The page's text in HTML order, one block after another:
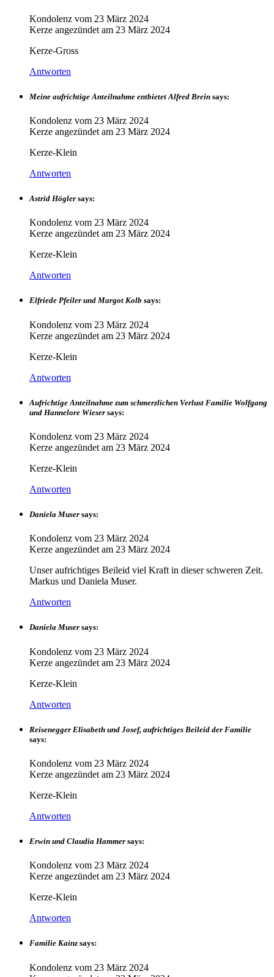
Kondolenz vom 23 März 2024
Kerze angezündet am 23 März 2024
Kerze-Gross
Antworten
Meine aufrichtige Anteilnahme entbietet Alfred Brein says:
Kondolenz vom 23 März 2024
Kerze angezündet am 23 März 2024
Kerze-Klein
Antworten
Astrid Högler says:
Kondolenz vom 23 März 2024
Kerze angezündet am 23 März 2024
Kerze-Klein
Antworten
Elfriede Pfeiler und Margot Kolb says:
Kondolenz vom 23 März 2024
Kerze angezündet am 23 März 2024
Kerze-Klein
Antworten
Aufrichtige Anteilnahme zum schmerzlichen Verlust Familie Wolfgang
und Hannelore Wieser says:
Kondolenz vom 23 März 2024
Kerze angezündet am 23 März 2024
Kerze-Klein
Antworten
Daniela Muser says:
Kondolenz vom 23 März 2024
Kerze angezündet am 23 März 2024
Unser aufrichtiges Beileid viel Kraft in dieser schweren Zeit.
Markus und Daniela Muser.
Antworten
Daniela Muser says:
Kondolenz vom 23 März 2024
Kerze angezündet am 23 März 2024
Kerze-Klein
Antworten
Reisenegger Elisabeth und Josef, aufrichtiges Beileid der Familie
says:
Kondolenz vom 23 März 2024
Kerze angezündet am 23 März 2024
Kerze-Klein
Antworten
Erwin und Claudia Hammer says:
Kondolenz vom 23 März 2024
Kerze angezündet am 23 März 2024
Kerze-Klein
Antworten
Familie Kainz says:
Kondolenz vom 23 März 2024